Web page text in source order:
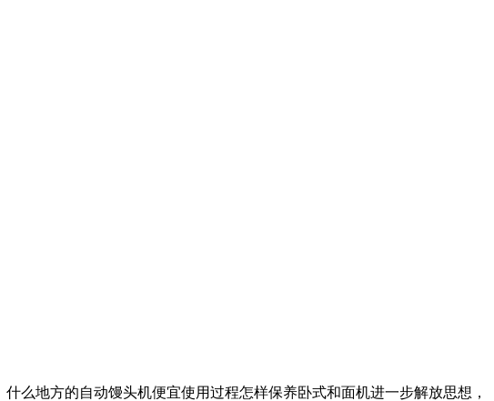
地方的自动馒头机便宜使用过程怎样保养卧式和面机进一步解放思想，